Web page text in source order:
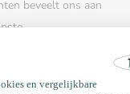
beveelt ons aan
NL vanaf € 65,00!